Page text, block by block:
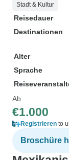
Stadt & Kultur
Reisedauer
Destinationen
Alter
Sprache
Ab
€1.000
Registrieren to
Broschüre